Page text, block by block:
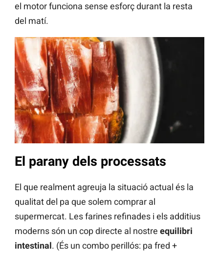
el motor funciona sense esforç durant la resta
del matí.
El parany dels processats
El que realment agreuja la situació actual és la
qualitat del pa que solem comprar al
supermercat. Les farines refinades i els additius
moderns són un cop directe al nostre equilibri
intestinal. (És un combo perillós: pa fred +